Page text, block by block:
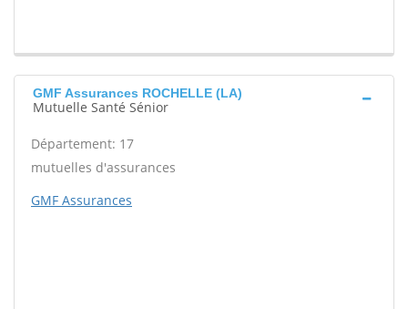
GMF Assurances ROCHELLE (LA)
Mutuelle Santé Sénior
Département: 17
mutuelles d'assurances
GMF Assurances